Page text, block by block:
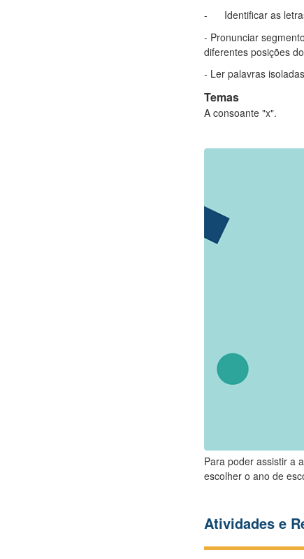
- Identificar as letras
- Pronunciar
diferentes posições
- Ler palavras
Temas
A consoante "x".
Para poder assistir a
escolher o ano de
Atividades e